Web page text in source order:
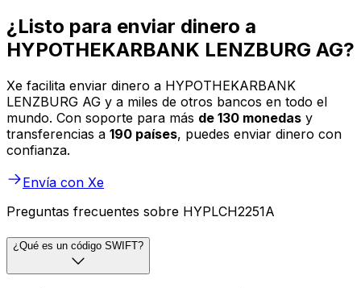
¿Listo para enviar dinero a
HYPOTHEKARBANK LENZBURG AG?
Xe facilita enviar dinero a HYPOTHEKARBANK
LENZBURG AG y a miles de otros bancos en todo el
mundo. Con soporte para más de 130 monedas y
transferencias a 190 países, puedes enviar dinero con
confianza.
Envía con Xe
Preguntas frecuentes sobre HYPLCH2251A
¿Qué es un código SWIFT?